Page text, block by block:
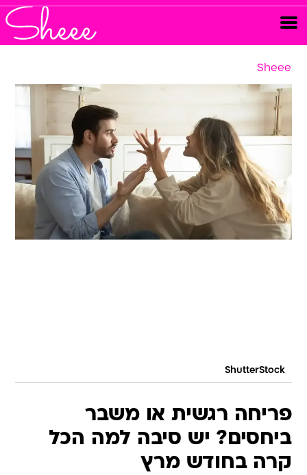
Sheee
ShutterStock
פריחה רגשית או משבר
ביחסים? יש סיבה למה הכל
קרה בחודש מרץ